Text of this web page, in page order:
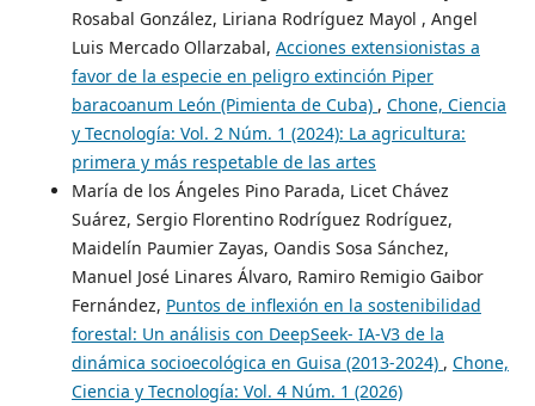
Rosabal González, Liriana Rodríguez Mayol , Angel
Luis Mercado Ollarzabal, Acciones extensionistas a
favor de la especie en peligro extinción Piper
baracoanum León (Pimienta de Cuba) , Chone, Ciencia
y Tecnología: Vol. 2 Núm. 1 (2024): La agricultura:
primera y más respetable de las artes
María de los Ángeles Pino Parada, Licet Chávez
Suárez, Sergio Florentino Rodríguez Rodríguez,
Maidelín Paumier Zayas, Oandis Sosa Sánchez,
Manuel José Linares Álvaro, Ramiro Remigio Gaibor
Fernández, Puntos de inflexión en la sostenibilidad
forestal: Un análisis con DeepSeek- IA-V3 de la
dinámica socioecológica en Guisa (2013-2024) , Chone,
Ciencia y Tecnología: Vol. 4 Núm. 1 (2026)